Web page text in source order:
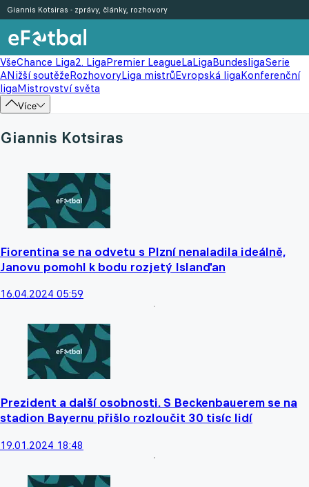
VšeChance Liga2. LigaPremier LeagueLaLigaBundesligaSerie
ANižší soutěžeRozhovoryLiga mistrůEvropská ligaKonferenční
ligaMistrovství světa
Více
Giannis Kotsiras - zprávy, články, rozhovory
Giannis Kotsiras
Fiorentina se na odvetu s Plzní nenaladila ideálně,
Janovu pomohl k bodu rozjetý Islanďan
16.04.2024 05:59
Prezident a další osobnosti. S Beckenbauerem se na
stadion Bayernu přišlo rozloučit 30 tisíc lidí
19.01.2024 18:48